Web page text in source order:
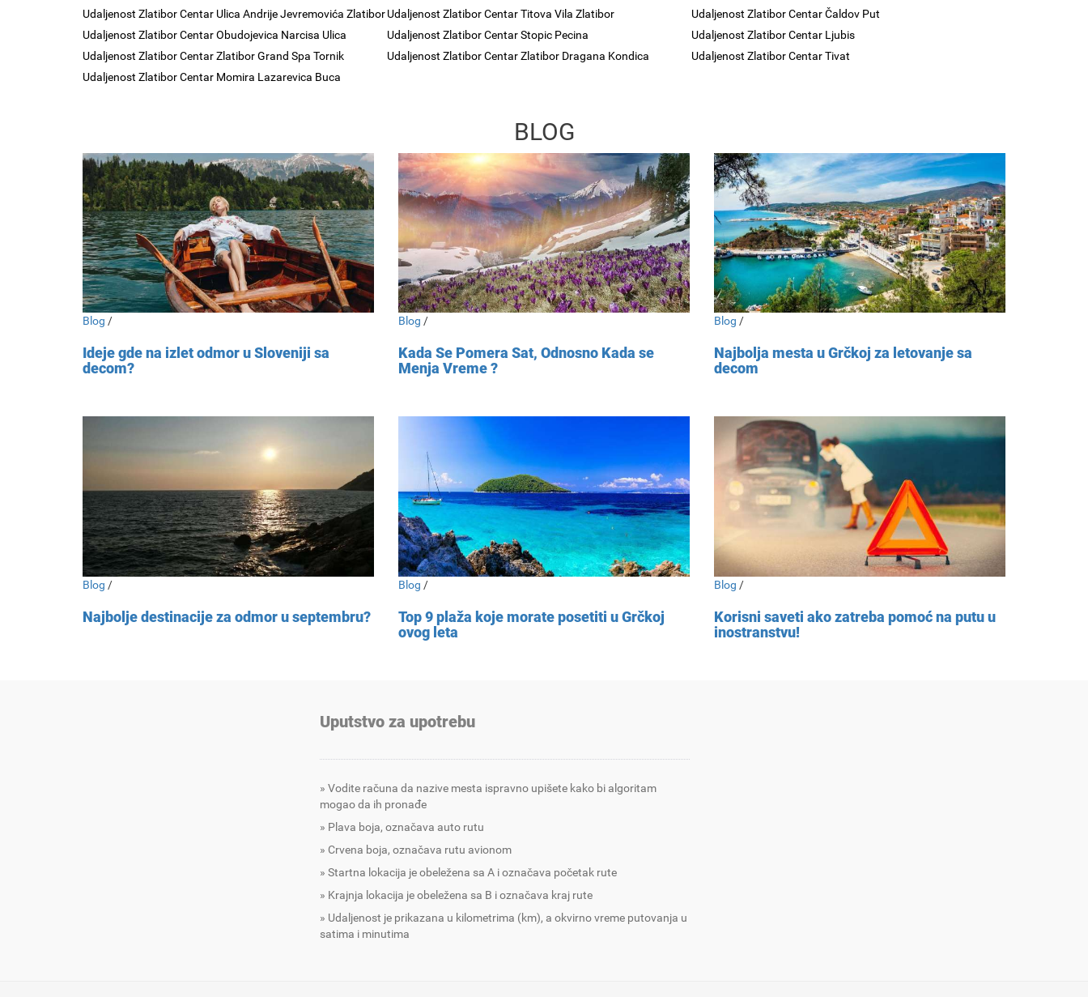
Udaljenost Zlatibor Centar Ulica Andrije Jevremovića ZlatiborUdaljenost Zlatibor Centar Titova Vila Zlatibor
Udaljenost Zlatibor Centar Čaldov Put
Udaljenost Zlatibor Centar Obudojevica Narcisa Ulica
Udaljenost Zlatibor Centar Stopic Pecina
Udaljenost Zlatibor Centar Ljubis
Udaljenost Zlatibor Centar Zlatibor Grand Spa Tornik
Udaljenost Zlatibor Centar Zlatibor Dragana Kondica
Udaljenost Zlatibor Centar Tivat
Udaljenost Zlatibor Centar Momira Lazarevica Buca
BLOG
Blog /
Ideje gde na izlet odmor u Sloveniji sa
decom?
Blog /
Kada Se Pomera Sat, Odnosno Kada se
Menja Vreme ?
Blog /
Najbolja mesta u Grčkoj za letovanje sa
decom
Blog /
Najbolje destinacije za odmor u septembru?
Blog /
Top 9 plaža koje morate posetiti u Grčkoj
ovog leta
Blog /
Korisni saveti ako zatreba pomoć na putu u
inostranstvu!
Uputstvo za upotrebu
Vodite računa da nazive mesta ispravno upišete kako bi algoritam
mogao da ih pronađe
Plava boja, označava auto rutu
Crvena boja, označava rutu avionom
Startna lokacija je obeležena sa A i označava početak rute
Krajnja lokacija je obeležena sa B i označava kraj rute
Udaljenost je prikazana u kilometrima (km), a okvirno vreme putovanja u
satima i minutima